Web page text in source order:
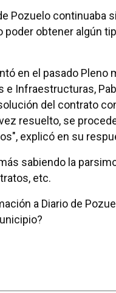
Pozuelo continuaba
poder obtener algún
en el pasado Pleno
e Infraestructuras,
del contrato
resuelto, se
explicó en su
sabiendo la
etc.
a Diario de